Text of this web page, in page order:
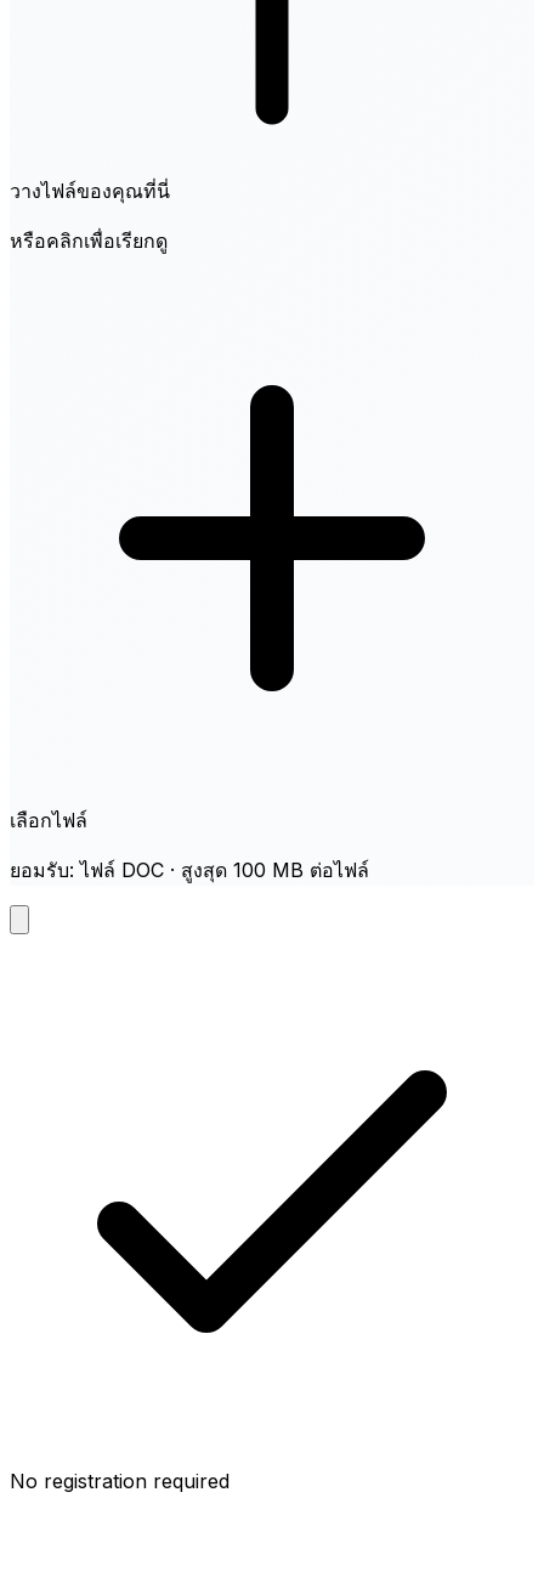
วางไฟล์ของคุณที่นี่
หรือคลิกเพื่อเรียกดู
เลือกไฟล์
ยอมรับ: ไฟล์ DOC · สูงสุด 100 MB ต่อไฟล์
No registration required